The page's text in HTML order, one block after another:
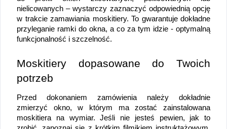
nielicowanych – wystarczy zaznaczyć odpowiednią opcję
w trakcie zamawiania moskitiery. To gwarantuje dokładne
przyleganie ramki do okna, a co za tym idzie - optymalną
funkcjonalność i szczelność.
Moskitiery dopasowane do Twoich
potrzeb
Przed dokonaniem zamówienia należy dokładnie
zmierzyć okno, w którym ma zostać zainstalowana
moskitiera na wymiar. Jeśli nie jesteś pewien, jak to